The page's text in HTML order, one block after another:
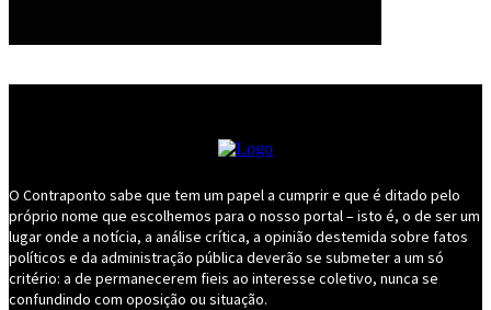
O Contraponto sabe que tem um papel a cumprir e que é ditado pelo
próprio nome que escolhemos para o nosso portal – isto é, o de ser um
lugar onde a notícia, a análise crítica, a opinião destemida sobre fatos
políticos e da administração pública deverão se submeter a um só
critério: a de permanecerem fieis ao interesse coletivo, nunca se
confundindo com oposição ou situação.